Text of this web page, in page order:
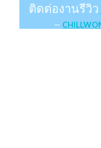
ติดต่องานรีวิว